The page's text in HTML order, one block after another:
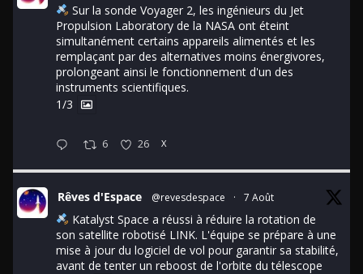
Sur la sonde Voyager 2, les ingénieurs du Jet
Propulsion Laboratory de la NASA ont éteint
simultanément certains appareils alimentés et les
remplaçant par des alternatives moins énergivores,
prolongeant ainsi le fonctionnement d'un des
instruments scientifiques.
1/3
6 26 X
Rêves d'Espace @revesdespace · 7 Août
Katalyst Space a réussi à réduire la rotation de
son satellite robotisé LINK. L'équipe se prépare à une
mise à jour du logiciel de vol pour garantir sa stabilité,
avant de tenter un reboost de l'orbite du télescope